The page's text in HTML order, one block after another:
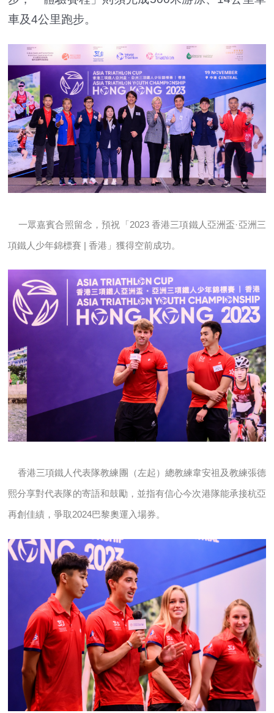
車及4公里跑步。
一眾嘉賓合照留念，預祝「2023 香港三項鐵人亞洲盃·亞洲三
項鐵人少年錦標賽 | 香港」獲得空前成功。
香港三項鐵人代表隊教練團（左起）總教練韋安祖及教練張德
熙分享對代表隊的寄語和鼓勵，並指有信心今次港隊能承接杭亞
再創佳績，爭取2024巴黎奧運入場券。